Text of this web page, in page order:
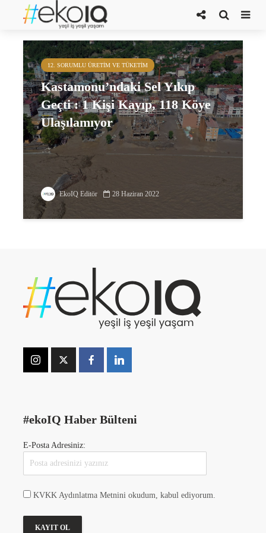
Bozkurt
12. SORUMLU ÜRETIM VE TÜKETIM
Kastamonu’ndaki Sel Yıkıp
Geçti : 1 Kişi Kayıp, 118 Köye
Ulaşılamıyor
EkoIQ Editör 28 Haziran 2022
#ekoIQ Haber Bülteni
E-Posta Adresiniz:
KVKK Aydınlatma Metnini okudum, kabul ediyorum.